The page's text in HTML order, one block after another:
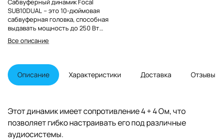
Сабвуферный динамик Focal
SUB10DUAL – это 10-дюймовая
сабвуферная головка, способная
выдавать мощность до 250 Вт
RMS.
Все описание
Описание Характеристики Доставка Отзывы
Этот динамик имеет сопротивление 4 + 4 Ом, что
позволяет гибко настраивать его под различные
аудиосистемы.